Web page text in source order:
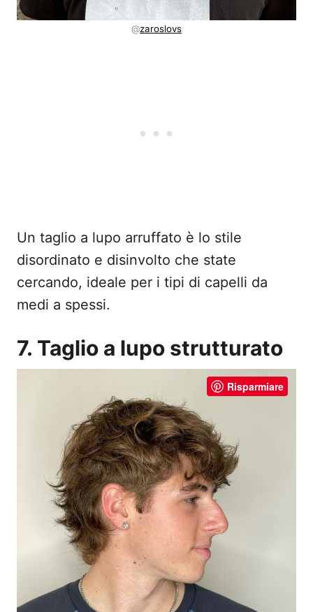
@zaroslovs
Un taglio a lupo arruffato è lo stile
disordinato e disinvolto che state
cercando, ideale per i tipi di capelli da
medi a spessi.
7. Taglio a lupo strutturato
Risparmiare